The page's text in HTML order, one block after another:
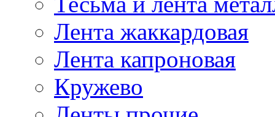
Лента жаккардовая
Лента капроновая
Кружево